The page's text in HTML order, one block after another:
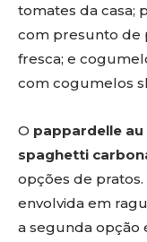
tomates da casa;
com presunto de
fresca; e
com cogumelos
O pappardelle au
spaghetti
opções de
envolvida em
a segunda opção